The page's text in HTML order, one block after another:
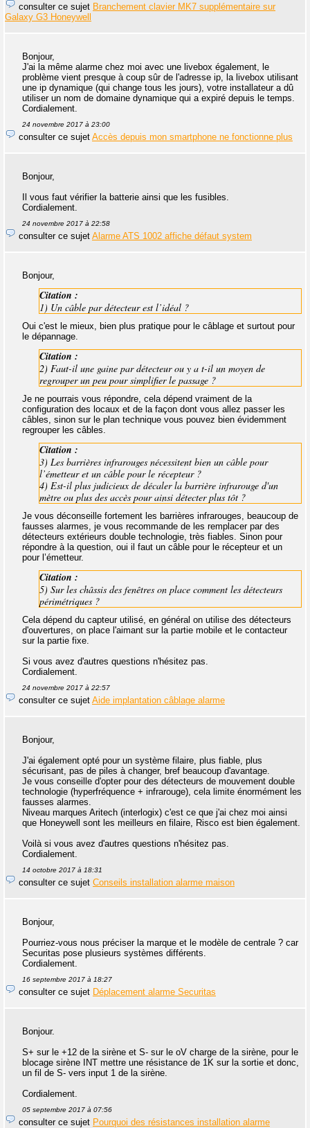
consulter ce sujet Branchement clavier MK7 supplémentaire sur
Galaxy G3 Honeywell
Bonjour,
J'ai la même alarme chez moi avec une livebox également, le
problème vient presque à coup sûr de l'adresse ip, la livebox utilisant
une ip dynamique (qui change tous les jours), votre installateur a dû
utiliser un nom de domaine dynamique qui a expiré depuis le temps.
Cordialement.
24 novembre 2017 à 23:00
consulter ce sujet Accès depuis mon smartphone ne fonctionne plus
Bonjour,
Il vous faut vérifier la batterie ainsi que les fusibles.
Cordialement.
24 novembre 2017 à 22:58
consulter ce sujet Alarme ATS 1002 affiche défaut system
Bonjour,
Citation :
1) Un câble par détecteur est l’idéal ?
Oui c'est le mieux, bien plus pratique pour le câblage et surtout pour
le dépannage.
Citation :
2) Faut-il une gaine par détecteur ou y a t-il un moyen de
regrouper un peu pour simplifier le passage ?
Je ne pourrais vous répondre, cela dépend vraiment de la
configuration des locaux et de la façon dont vous allez passer les
câbles, sinon sur le plan technique vous pouvez bien évidemment
regrouper les câbles.
Citation :
3) Les barrières infrarouges nécessitent bien un câble pour
l’émetteur et un câble pour le récepteur ?
4) Est-il plus judicieux de décaler la barrière infrarouge d'un
mètre ou plus des accès pour ainsi détecter plus tôt ?
Je vous déconseille fortement les barrières infrarouges, beaucoup de
fausses alarmes, je vous recommande de les remplacer par des
détecteurs extérieurs double technologie, très fiables. Sinon pour
répondre à la question, oui il faut un câble pour le récepteur et un
pour l’émetteur.
Citation :
5) Sur les châssis des fenêtres on place comment les détecteurs
périmétriques ?
Cela dépend du capteur utilisé, en général on utilise des détecteurs
d'ouvertures, on place l'aimant sur la partie mobile et le contacteur
sur la partie fixe.
Si vous avez d'autres questions n'hésitez pas.
Cordialement.
24 novembre 2017 à 22:57
consulter ce sujet Aide implantation câblage alarme
Bonjour,
J'ai également opté pour un système filaire, plus fiable, plus
sécurisant, pas de piles à changer, bref beaucoup d'avantage.
Je vous conseille d'opter pour des détecteurs de mouvement double
technologie (hyperfréquence + infrarouge), cela limite énormément les
fausses alarmes.
Niveau marques Aritech (interlogix) c'est ce que j'ai chez moi ainsi
que Honeywell sont les meilleurs en filaire, Risco est bien également.
Voilà si vous avez d'autres questions n'hésitez pas.
Cordialement.
14 octobre 2017 à 18:31
consulter ce sujet Conseils installation alarme maison
Bonjour,
Pourriez-vous nous préciser la marque et le modèle de centrale ? car
Securitas pose plusieurs systèmes différents.
Cordialement.
16 septembre 2017 à 18:27
consulter ce sujet Déplacement alarme Securitas
Bonjour.
S+ sur le +12 de la sirène et S- sur le oV charge de la sirène, pour le
blocage sirène INT mettre une résistance de 1K sur la sortie et donc,
un fil de S- vers input 1 de la sirène.
Cordialement.
05 septembre 2017 à 07:56
consulter ce sujet Pourquoi des résistances installation alarme